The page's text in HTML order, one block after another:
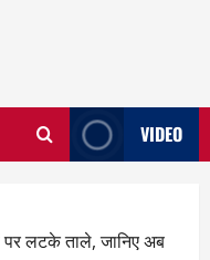
VIDEO
पर लटके ताले, जानिए अब